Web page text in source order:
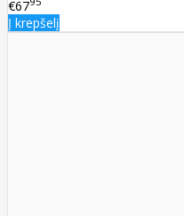
€67
Į krepšelį